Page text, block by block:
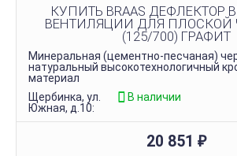
КУПИТЬ BRAAS ДЕФЛЕКТОР
ВЕНТИЛЯЦИИ ДЛЯ ПЛОСКОЙ
(125/700) ГРАФИТ
Минеральная (цементно-песчаная)
натуральный высокотехнологичный
материал
Щербинка, ул.
Южная, д.10:
В наличии
20 851 ₽